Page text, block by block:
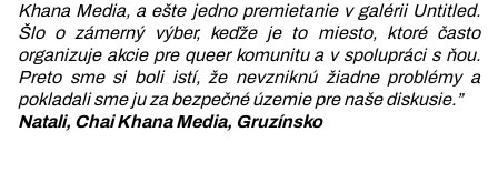
Khana Media, a ešte jedno premietanie v galérii Untitled.
Šlo o zámerný výber, keďže je to miesto, ktoré často
organizuje akcie pre queer komunitu a v spolupráci s ňou.
Preto sme si boli istí, že nevzniknú žiadne problémy a
pokladali sme ju za bezpečné územie pre naše diskusie.”
Natali, Chai Khana Media, Gruzínsko